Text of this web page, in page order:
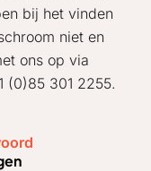
bij het vinden
niet en
ons op via
(0)85 301 2255.